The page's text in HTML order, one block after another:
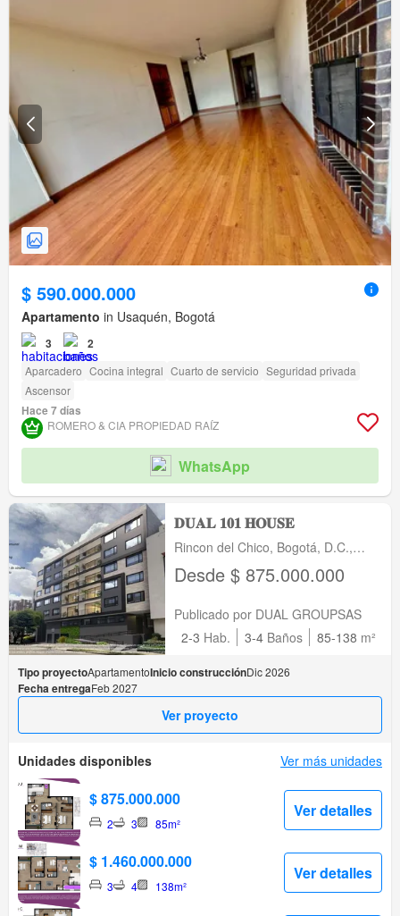
$ 590.000.000
Apartamento in Usaquén, Bogotá
3 2
Aparcadero Cocina integral Cuarto de servicio Seguridad privada
Ascensor
Hace 7 días
ROMERO & CIA PROPIEDAD RAÍ­Z
WhatsApp
𝐃𝐔𝐀𝐋 𝟏𝟎𝟏 𝐇𝐎𝐔𝐒𝐄
Rincon del Chico, Bogotá, D.C.,
Bogotá, D.C., Bogotá, D.C.
Desde $ 875.000.000
Publicado por DUAL GROUPSAS
2-3 Hab. 3-4 Baños 85-138 m²
Tipo proyectoApartamentoInicio construcciónDic 2026
Fecha entregaFeb 2027
Ver proyecto
Unidades disponibles Ver más unidades
$ 875.000.000
2 3 85m²
Ver detalles
$ 1.460.000.000
3 4 138m²
Ver detalles